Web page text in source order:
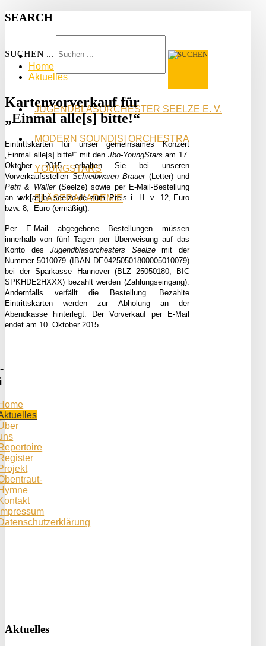
SEARCH
SUCHEN ...
JUGENDBLASORCHESTER SEELZE E. V.
MODERN SOUND[S] ORCHESTRA
YOUNGSTARS
BLÄSERAKADEMIE
Home
Aktuelles
Kartenvorverkauf für
„Einmal alle[s] bitte!“
Eintrittskarten für unser gemeinsames Konzert
„Einmal alle[s] bitte!“ mit den Jbo-YoungStars am 17.
Oktober 2015 erhalten Sie bei unseren
VorverkaufsstellenSchreibwaren Brauer(Letter) und
Petri & Waller(Seelze) sowie per E-Mail-Bestellung
an vvk[at]jbo-seelze.de zum Preis i. H. v. 12,-Euro
bzw. 8,- Euro (ermäßigt).
Per E-Mail abgegebene Bestellungen müssen
innerhalb von fünf Tagen per Überweisung auf das
Konto desJugendblasorchesters Seelzemit der
Nummer 5010079 (IBAN DE04250501800005010079)
bei der Sparkasse Hannover (BLZ 25050180, BIC
SPKHDE2HXXX) bezahlt werden (Zahlungseingang).
Andernfalls verfällt die Bestellung. Bezahlte
Eintrittskarten werden zur Abholung an der
Abendkasse hinterlegt. Der Vorverkauf per E-Mail
endet am 10. Oktober 2015.
Aktuelles